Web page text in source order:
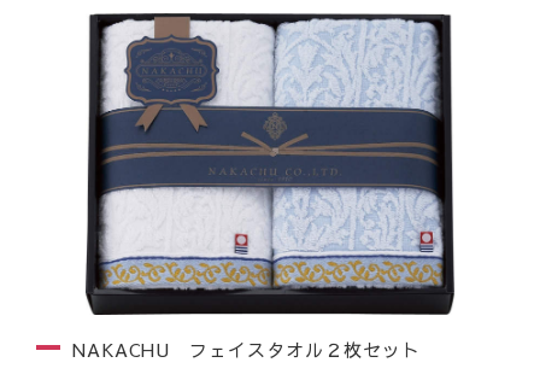
NAKACHU フェイスタオル２枚セット